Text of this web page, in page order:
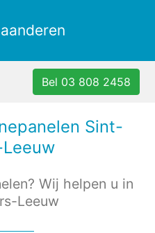
Bel 03 808 2458
Sint-
Wij helpen u in
Leeuw